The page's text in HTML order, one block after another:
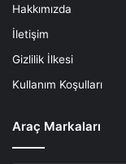
Hakkımızda
İletişim
Gizlilik İlkesi
Kullanım Koşulları
Araç Markaları